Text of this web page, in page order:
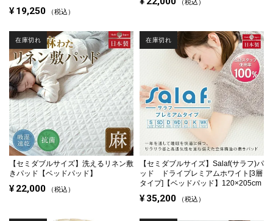
¥ 19,250 税込
税込
【セミダブルサイズ】 洗えるリネン敷
きパッド【ベッドパッド】
¥ 22,000 税込
在庫切れ
【セミダブルサイズ】 Salaf(サラフ)パ
ッド ドライプレミアムホワイト[3層
タイプ]【ベッドパッド】120×205cm
¥ 35,200 税込
在庫切れ